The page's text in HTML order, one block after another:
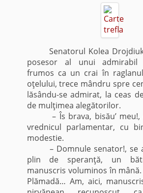
Senatorul Kolea Drojdiuk,
posesor al unui admirabil
frumos ca un crai în
oţelului, trece mândru spre
lăsându-se admirat, la ceas
de mulţimea alegătorilor.
– Îs brava, bisău’ meu!,
vrednicul parlamentar, cu
modestie.
– Domnule senator!, se
plin de speranţă, un
manuscris voluminos în
Plămadă… Am, aici,